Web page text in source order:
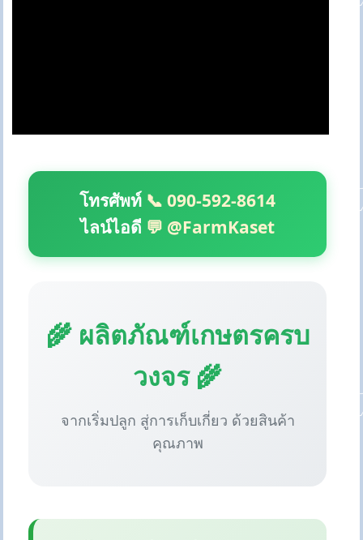
โทรศัพท์ 📞 090-592-8614
ไลน์ไอดี 💬 @FarmKaset
🌾 ผลิตภัณฑ์เกษตรครบ
วงจร 🌾
จากเริ่มปลูก สู่การเก็บเกี่ยว ด้วยสินค้า
คุณภาพ